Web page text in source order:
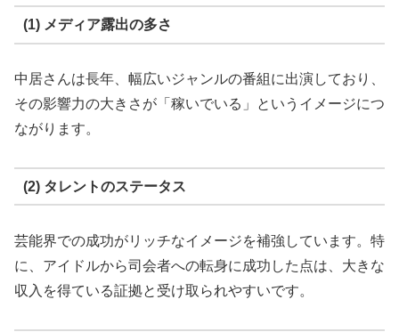
(1) メディア露出の多さ
中居さんは長年、幅広いジャンルの番組に出演しており、
その影響力の大きさが「稼いでいる」というイメージにつ
ながります。
(2) タレントのステータス
芸能界での成功がリッチなイメージを補強しています。特
に、アイドルから司会者への転身に成功した点は、大きな
収入を得ている証拠と受け取られやすいです。